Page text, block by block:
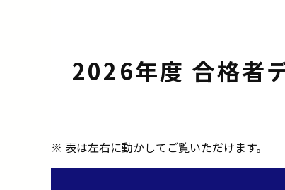
2026年度 合格者
※ 表は左右に動かしてご覧いただけます。